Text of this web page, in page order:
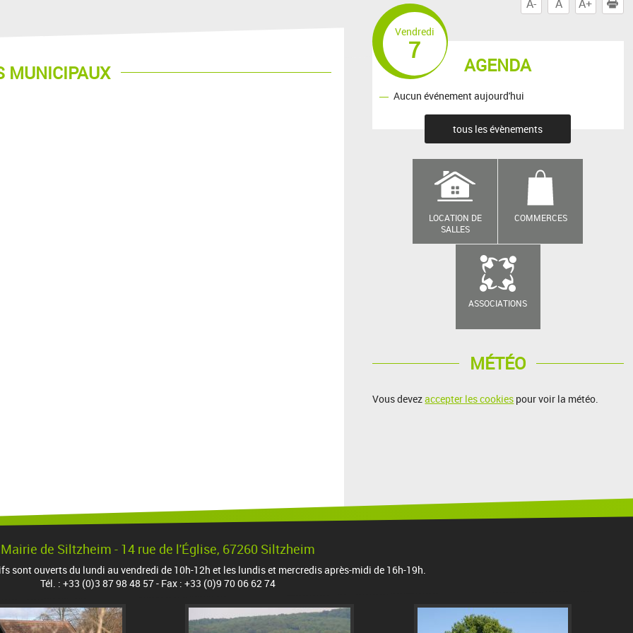
A- A A+
MUNICIPAUX AGENDA
Vendredi
7
Aucun événement aujourd'hui
tous les évènements
LOCATION DE
SALLES
COMMERCES
ASSOCIATIONS
MÉTÉO
Vous devezaccepter les cookies pour voir la météo.
Mairie de Siltzheim - 14 rue de l'Église, 67260 Siltzheim
sont ouverts du lundi au vendredi de 10h-12h et les lundis et mercredis après-midi de 16h-19h.
Tél. : +33 (0)3 87 98 48 57 - Fax : +33 (0)9 70 06 62 74